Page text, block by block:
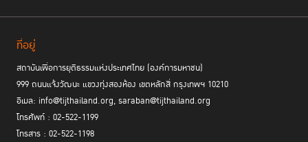
ที่อยู่
สถาบันเพื่อการยุติธรรมแห่งประเทศไทย (องค์การมหาชน)
999 ถนนแจ้งวัฒนะ แขวงทุ่งสองห้อง เขตหลักสี่ กรุงเทพฯ 10210
อีเมล: info@tijthailand.org, saraban@tijthailand.org
โทรศัพท์ : 02-522-1199
โทรสาร : 02-522-1198